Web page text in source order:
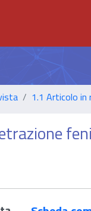
1.1 Articolo in